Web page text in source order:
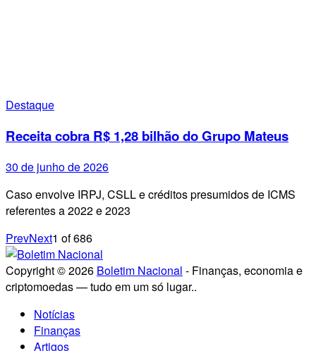
Destaque
Receita cobra R$ 1,28 bilhão do Grupo Mateus
30 de junho de 2026
Caso envolve IRPJ, CSLL e créditos presumidos de ICMS
referentes a 2022 e 2023
PrevNext1 of686
Copyright © 2026 Boletim Nacional - Finanças, economia e
criptomoedas — tudo em um só lugar..
Notícias
Finanças
Artigos